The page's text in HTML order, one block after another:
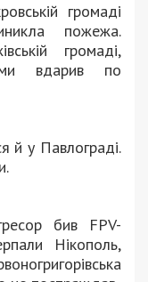
громаді
пожежа.
громаді,
вдарив по
й у Павлограді.
бив FPV-
Нікополь,